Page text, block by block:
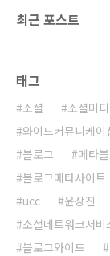
'소셜'을 ..
최근 포스트
태그
소셜 소셜미
와이드커뮤니케이
블로그
메타
블로그메타사이트
ucc
윤상진
소셜네트워크서비
블로그와이드